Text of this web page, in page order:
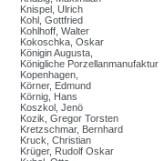
Knispel, Ulrich
Kohl, Gottfried
Kohlhoff, Walter
Kokoschka, Oskar
Königin Augusta,
Königliche Porzellanmanufaktur
Kopenhagen,
Körner, Edmund
Körnig, Hans
Koszkol, Jenö
Kozik, Gregor Torsten
Kretzschmar, Bernhard
Kruck, Christian
Krüger, Rudolf Oskar